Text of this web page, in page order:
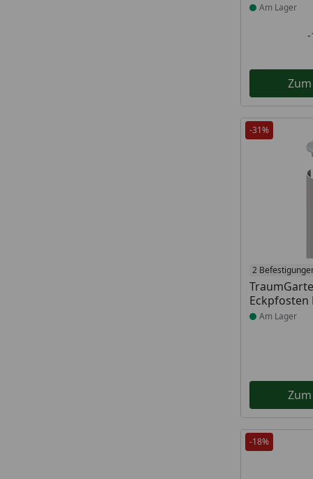
Am Lager
-
-31%
2
Eckpfosten
Produkt
Am Lager
-18%